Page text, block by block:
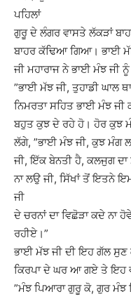
ਪਹਿਲਾਂ
ਗੁਰੂ ਦੇ ਲੰਗਰ ਵਾਸਤੇ ਲੱਕੜਾਂ
ਬਾਹਰ ਕੱਢਿਆ ਗਿਆ। ਭਾਈ
ਜੀ ਮਹਾਰਾਜ ਨੇ ਭਾਈ ਮੰਝ
”ਭਾਈ ਮੱਝ ਜੀ, ਤੁਹਾਡੀ
ਨਿਮਰਤਾ ਸਹਿਤ ਭਾਈ ਮੰਝ ਜੀ
ਬਹੁਤ ਕੁਝ ਦੇ ਰਹੇ ਹੋ। ਹੋਰ ਕੁਝ
ਲੱਗੇ, ”ਭਾਈ ਮੰਝ ਜੀ, ਕੁਝ ਮੰਗ
ਜੀ, ਇੱਕ ਬੇਨਤੀ ਹੈ, ਕਲਜੁਗ ਦਾ
ਨਾ ਲਉ ਜੀ, ਸਿੱਖਾਂ ਤੋਂ ਇਤਨੇ
ਜੀ
ਦੇ ਚਰਨਾਂ ਦਾ ਵਿਛੋੜਾ ਕਦੇ ਨਾ
ਰਹੀਏ।”
ਭਾਈ ਮੱਝ ਜੀ ਦੀ ਇਹ ਗੱਲ ਸੁਣ
ਕਿਰਪਾ ਦੇ ਘਰ ਆ ਗਏ ਤੇ ਇਹ
”ਮੰਝ ਪਿਆਰਾ ਗੁਰੂ ਕੋ, ਗੁਰ ਮੰਝ